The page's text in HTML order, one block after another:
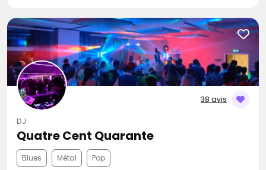
38 avis
DJ
Quatre Cent Quarante
Blues Métal Pop